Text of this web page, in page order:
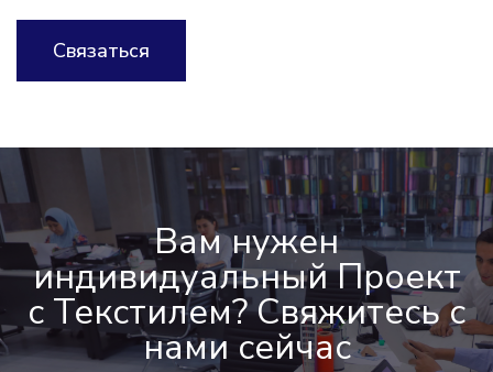
Связаться
Вам нужен
индивидуальный Проект
c Текстилем? Свяжитесь с
нами сейчас